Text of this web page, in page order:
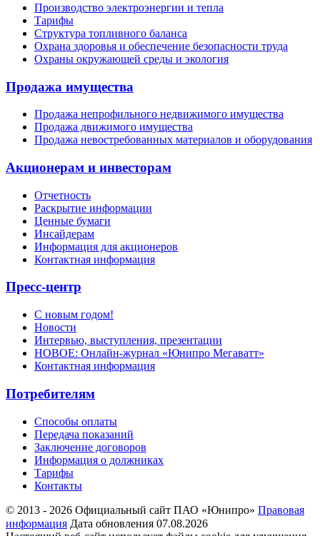
Производство электроэнергии и тепла
Тарифы
Структура топливного баланса
Охрана здоровья и обеспечение безопасности труда
Охраны окружающей среды и экология
Продажа имущества
Продажа непрофильного недвижимого имущества
Продажа движимого имущества
Продажа невостребованных материалов и оборудования
Акционерам и инвесторам
Отчетность
Раскрытие информации
Ценные бумаги
Инсайдерам
Информация для акционеров
Контактная информация
Пресс-центр
С новым годом!
Новости
Интервью, выступления, презентации
НОВОЕ: Онлайн-журнал «Юнипро Мегаватт»
Контактная информация
Потребителям
Способы оплаты
Передача показаний
Заключение договоров
Информация о должниках
Тарифы
Контакты
© 2013 - 2026 Официальный сайт ПАО «Юнипро» Правовая
информация Дата обновления 07.08.2026